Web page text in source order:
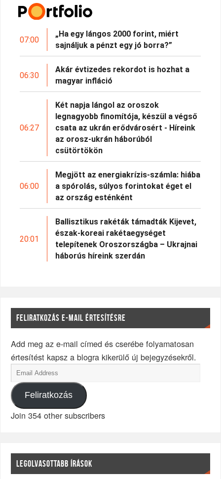
07:00
„Ha egy lángos 2000 forint, miért
sajnáljuk a pénzt egy jó borra?”
06:30
Akár évtizedes rekordot is hozhat a
magyar infláció
06:27
Két napja lángol az oroszok
legnagyobb finomítója, készül a végső
csata az ukrán erődvárosért - Híreink
az orosz-ukrán háborúból
csütörtökön
06:00
Megjött az energiakrízis-számla: hiába
a spórolás, súlyos forintokat éget el
az ország esténként
20:01
Ballisztikus rakéták támadták Kijevet,
észak-koreai rakétaegységet
telepítenek Oroszországba – Ukrajnai
háborús híreink szerdán
FELIRATKOZÁS E-MAIL ÉRTESÍTÉSRE
Add meg az e-mail címed és cserébe folyamatosan
értesítést kapsz a blogra kikerülő új bejegyzésekről.
Feliratkozás
Join 354 other subscribers
LEGOLVASOTTABB ÍRÁSOK